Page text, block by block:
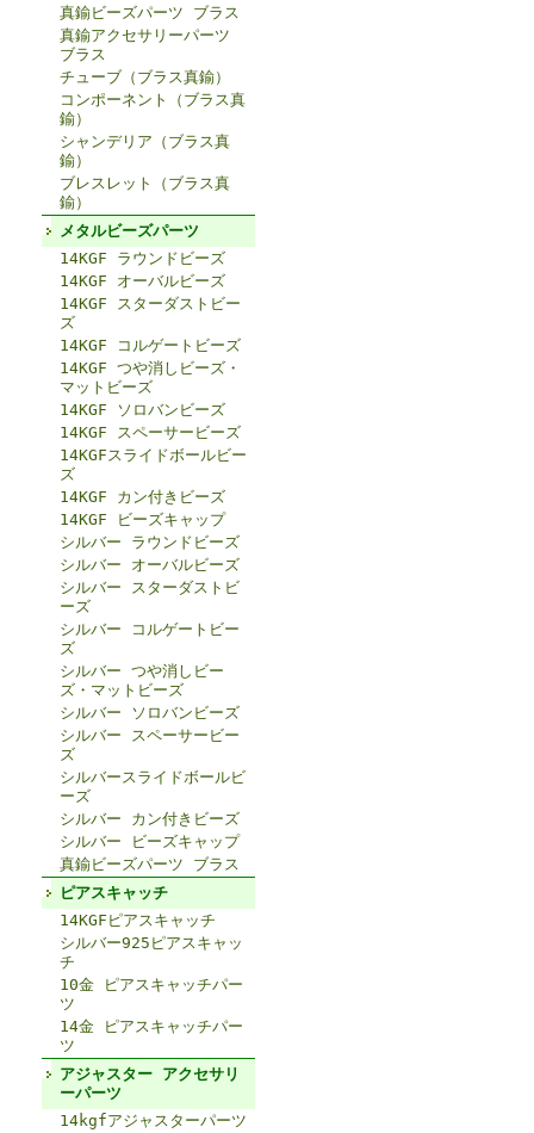
真鍮ビーズパーツ ブラス
真鍮アクセサリーパーツ
ブラス
チューブ（ブラス真鍮）
コンポーネント（ブラス真
鍮）
シャンデリア（ブラス真
鍮）
ブレスレット（ブラス真
鍮）
メタルビーズパーツ
14KGF ラウンドビーズ
14KGF オーバルビーズ
14KGF スターダストビー
ズ
14KGF コルゲートビーズ
14KGF つや消しビーズ・
マットビーズ
14KGF ソロバンビーズ
14KGF スペーサービーズ
14KGFスライドボールビー
ズ
14KGF カン付きビーズ
14KGF ビーズキャップ
シルバー ラウンドビーズ
シルバー オーバルビーズ
シルバー スターダストビ
ーズ
シルバー コルゲートビー
ズ
シルバー つや消しビー
ズ・マットビーズ
シルバー ソロバンビーズ
シルバー スペーサービー
ズ
シルバースライドボールビ
ーズ
シルバー カン付きビーズ
シルバー ビーズキャップ
真鍮ビーズパーツ ブラス
ピアスキャッチ
14KGFピアスキャッチ
シルバー925ピアスキャッ
チ
10金 ピアスキャッチパー
ツ
14金 ピアスキャッチパー
ツ
アジャスター アクセサリ
ーパーツ
14kgfアジャスターパーツ